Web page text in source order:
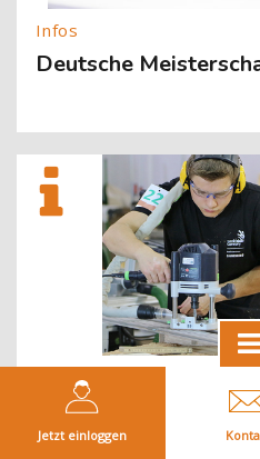
Deutsche
[Cocoon] About (Text with
Weltmeisterschaften
Jetzt einloggen